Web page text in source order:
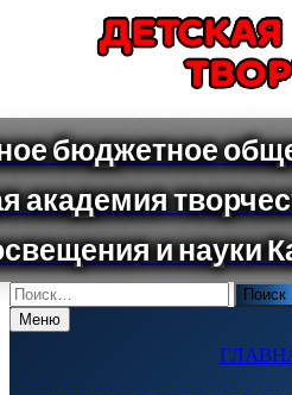
Поиск
по:Меню